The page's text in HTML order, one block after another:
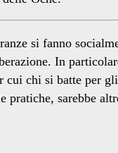
si fanno
In
cui chi si batte per
sarebbe